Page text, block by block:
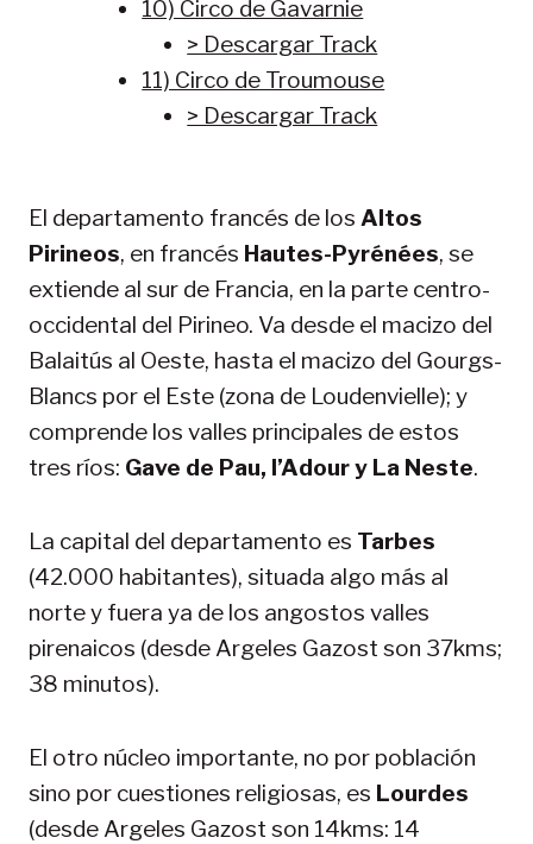
10) Circo de Gavarnie
> Descargar Track
11) Circo de Troumouse
> Descargar Track
El departamento francés de los Altos
Pirineos, en francés Hautes-Pyrénées, se
extiende al sur de Francia, en la parte centro-
occidental del Pirineo. Va desde el macizo del
Balaitús al Oeste, hasta el macizo del Gourgs-
Blancs por el Este (zona de Loudenvielle); y
comprende los valles principales de estos
tres ríos: Gave de Pau, l’Adour y La Neste.
La capital del departamento es Tarbes
(42.000 habitantes), situada algo más al
norte y fuera ya de los angostos valles
pirenaicos (desde Argeles Gazost son 37kms;
38 minutos).
El otro núcleo importante, no por población
sino por cuestiones religiosas, es Lourdes
(desde Argeles Gazost son 14kms: 14